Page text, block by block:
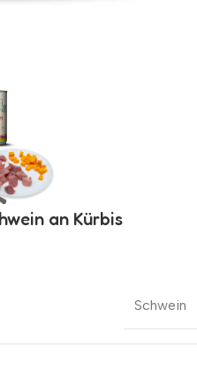
an Kürbis
Schwein